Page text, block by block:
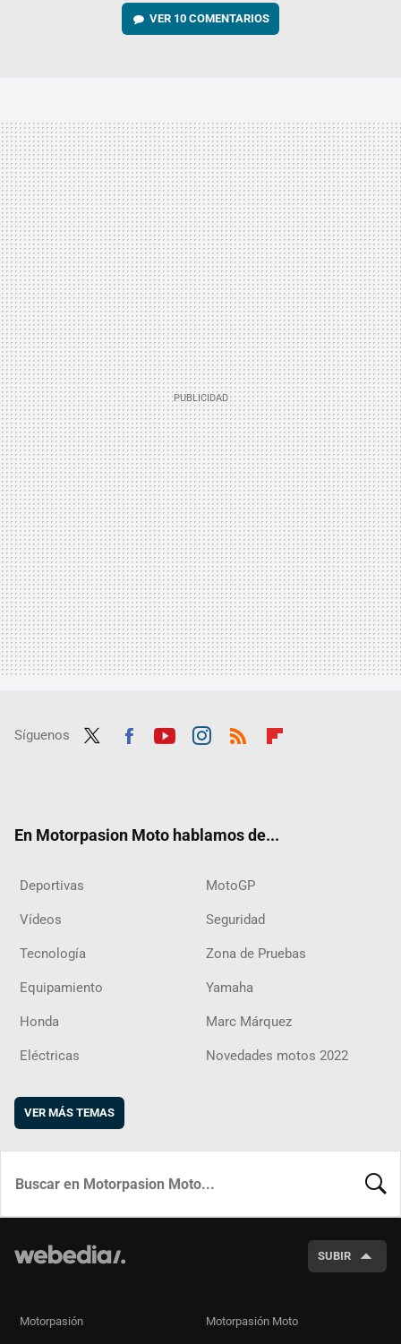
VER 10 COMENTARIOS
Síguenos
En Motorpasion Moto hablamos de...
Deportivas MotoGP
Vídeos Seguridad
Tecnología Zona de Pruebas
Equipamiento Yamaha
Honda Marc Márquez
Eléctricas Novedades motos 2022
VER MÁS TEMAS
SUBIR
Motorpasión Motorpasión Moto